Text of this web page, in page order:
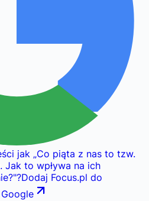
jak „Co piąta z nas to tzw.
Jak to wpływa na ich
"?Dodaj Focus.pl do